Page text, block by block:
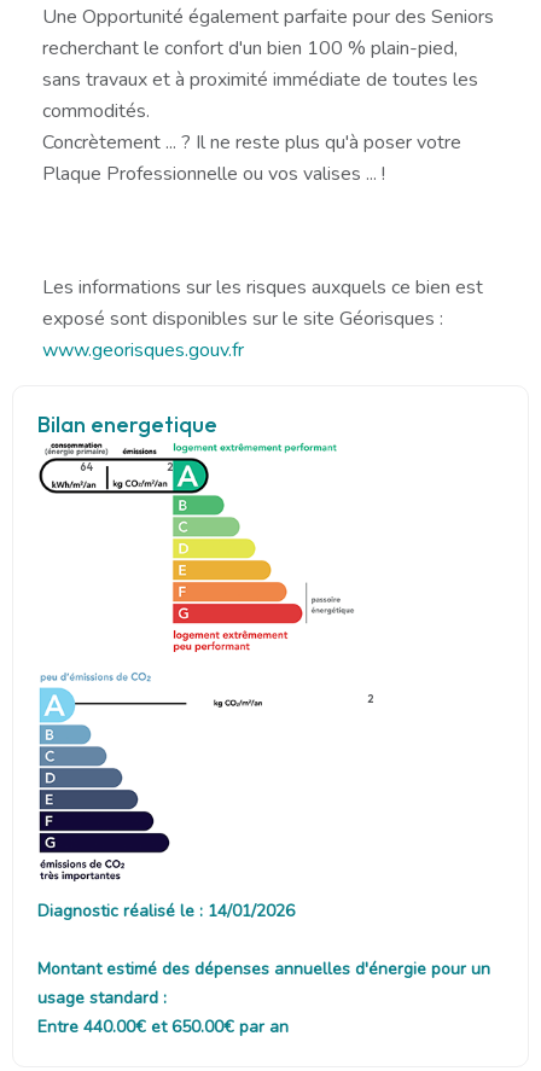
Une Opportunité également parfaite pour des Seniors
recherchant le confort d'un bien 100 % plain-pied,
sans travaux et à proximité immédiate de toutes les
commodités.
Concrètement ... ? Il ne reste plus qu'à poser votre
Plaque Professionnelle ou vos valises ... !
Les informations sur les risques auxquels ce bien est
exposé sont disponibles sur le site Géorisques :
www.georisques.gouv.fr
Bilan energetique
64 2
2
Diagnostic réalisé le : 14/01/2026
Montant estimé des dépenses annuelles d'énergie pour un
usage standard :
Entre 440.00€ et 650.00€ par an